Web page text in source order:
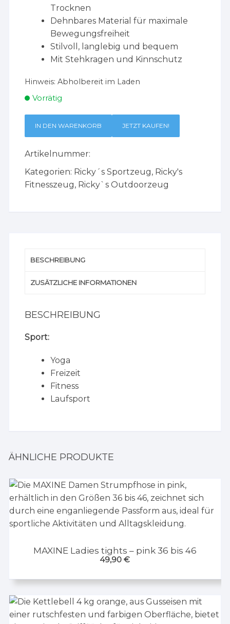
Trocknen
Dehnbares Material für maximale
Bewegungsfreiheit
Stilvoll, langlebig und bequem
Mit Stehkragen und Kinnschutz
Hinweis:Abholbereit im Laden
Vorrätig
IN DEN WARENKORB JETZT KAUFEN!
Artikelnummer:
Kategorien: Ricky´s Sportzeug, Ricky's
Fitnesszeug, Ricky`s Outdoorzeug
BESCHREIBUNG
ZUSÄTZLICHE INFORMATIONEN
BESCHREIBUNG
Sport:
Yoga
Freizeit
Fitness
Laufsport
ÄHNLICHE PRODUKTE
MAXINE Ladies tights – pink 36 bis 46
49,90€